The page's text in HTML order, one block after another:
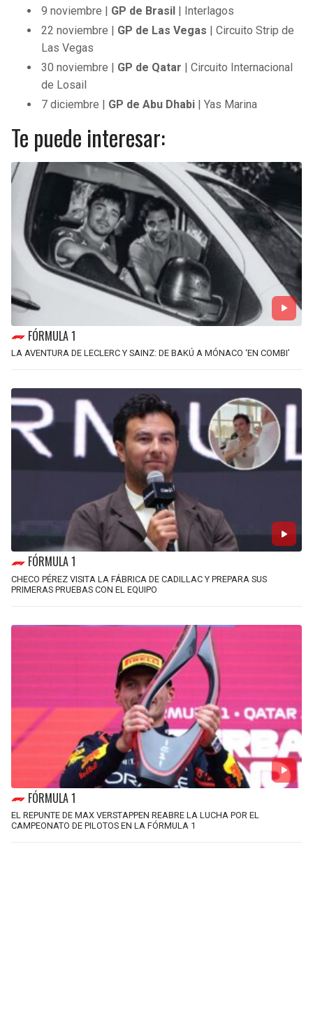
9 noviembre | GP de Brasil | Interlagos
22 noviembre | GP de Las Vegas | Circuito Strip de
Las Vegas
30 noviembre | GP de Qatar | Circuito Internacional
de Losail
7 diciembre | GP de Abu Dhabi | Yas Marina
Te puede interesar:
FÓRMULA 1
LA AVENTURA DE LECLERC Y SAINZ: DE BAKÚ A MÓNACO ‘EN COMBI’
FÓRMULA 1
CHECO PÉREZ VISITA LA FÁBRICA DE CADILLAC Y PREPARA SUS
PRIMERAS PRUEBAS CON EL EQUIPO
FÓRMULA 1
EL REPUNTE DE MAX VERSTAPPEN REABRE LA LUCHA POR EL
CAMPEONATO DE PILOTOS EN LA FÓRMULA 1